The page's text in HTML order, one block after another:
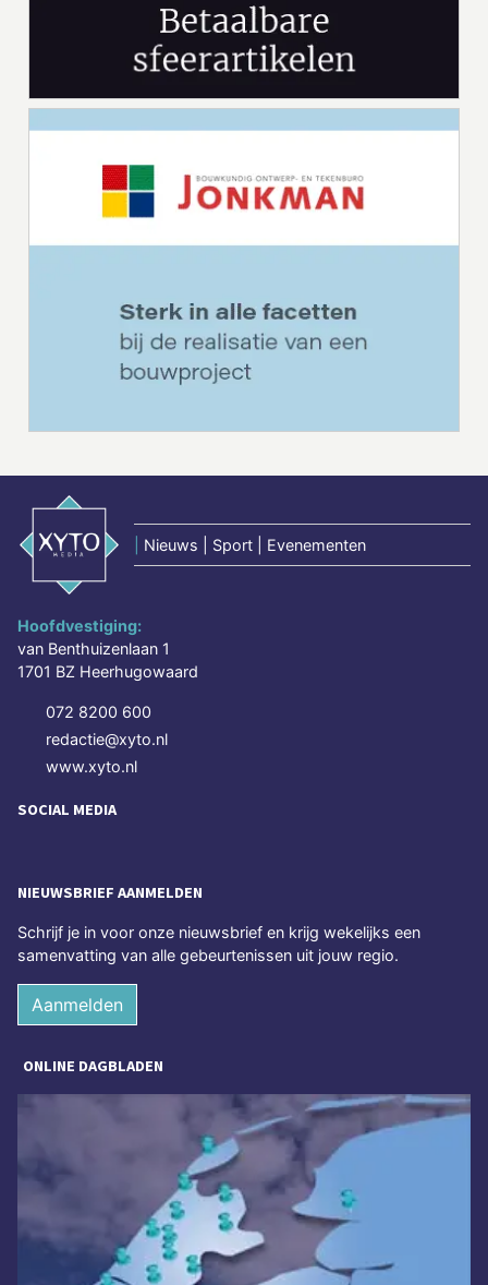
Nieuws | Sport | Evenementen
Hoofdvestiging:
van Benthuizenlaan 1
1701 BZ Heerhugowaard
072 8200 600
redactie@xyto.nl
www.xyto.nl
SOCIAL MEDIA
NIEUWSBRIEF AANMELDEN
Schrijf je in voor onze nieuwsbrief en krijg wekelijks een
samenvatting van alle gebeurtenissen uit jouw regio.
Aanmelden
ONLINE DAGBLADEN